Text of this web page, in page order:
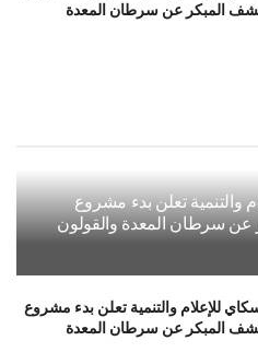
المبكر عن سرطان المعدة
تعلن بدء مشروع
عن سرطان المعدة والقولون
للإعلام والتنمية تعلن بدء مشروع
المبكر عن سرطان المعدة